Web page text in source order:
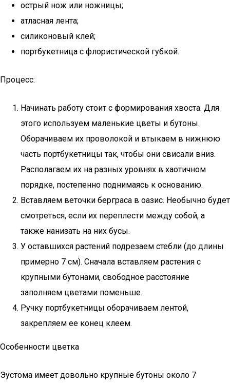
острый нож или ножницы;
атласная лента;
силиконовый клей;
портбукетница с флористической губкой.
Процесс:
Начинать работу стоит с формирования хвоста. Для
этого используем маленькие цветы и бутоны.
Оборачиваем их проволокой и втыкаем в нижнюю
часть портбукетницы так, чтобы они свисали вниз.
Располагаем их на разных уровнях в хаотичном
порядке, постепенно поднимаясь к основанию.
Вставляем веточки берграса в оазис. Необычно будет
смотреться, если их переплести между собой, а
также нанизать на них бусы.
У оставшихся растений подрезаем стебли (до длины
примерно 7 см). Сначала вставляем растения с
крупными бутонами, свободное расстояние
заполняем цветами поменьше.
Ручку портбукетницы оборачиваем лентой,
закрепляем ее конец клеем.
Особенности цветка
Эустома имеет довольно крупные бутоны около 7